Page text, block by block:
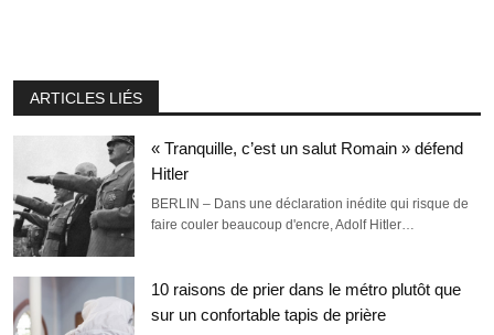
ARTICLES LIÉS
« Tranquille, c’est un salut Romain » défend
Hitler
BERLIN – Dans une déclaration inédite qui risque de
faire couler beaucoup d'encre, Adolf Hitler…
10 raisons de prier dans le métro plutôt que
sur un confortable tapis de prière